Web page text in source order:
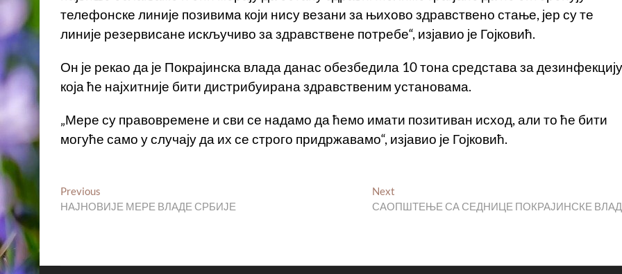
телефонске линије позивима који нису везани за њихово здравствено стање, јер су те
линије резервисане искључиво за здравствене потребе“, изјавио је Гојковић.
Он је рекао да је Покрајинска влада данас обезбедила 10 тона средстава за дезинфекцију
која ће најхитније бити дистрибуирана здравственим установама.
„Мере су правовремене и сви се надамо да ћемо имати позитиван исход, али то ће бити
могуће само у случају да их се строго придржавамо“, изјавио је Гојковић.
Кретање
чланка
Previous
post:
НАЈНОВИЈЕ МЕРЕ ВЛАДЕ СРБИЈЕ
Next
post:
САОПШТЕЊЕ СА СЕДНИЦЕ ПОКРАЈИНСКЕ